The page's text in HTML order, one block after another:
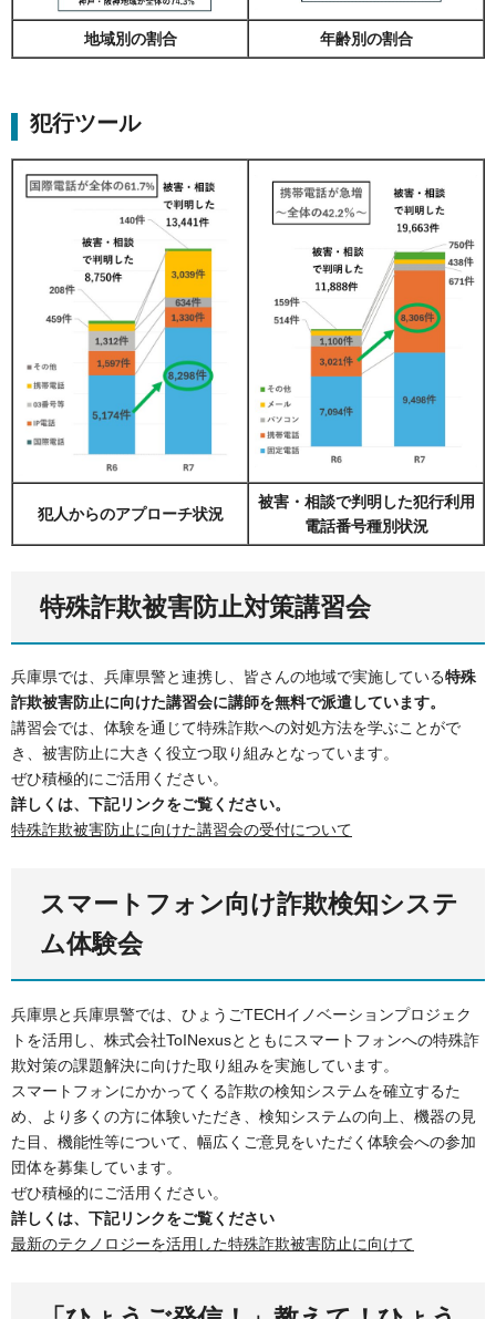
地域別の割合 年齢別の割合
犯行ツール
犯人からのアプローチ状況
被害・相談で判明した犯行利用
電話番号種別状況
特殊詐欺被害防止対策講習会
兵庫県では、兵庫県警と連携し、皆さんの地域で実施している特殊
詐欺被害防止に向けた講習会に講師を無料で派遣しています。
講習会では、体験を通じて特殊詐欺への対処方法を学ぶことがで
き、被害防止に大きく役立つ取り組みとなっています。
ぜひ積極的にご活用ください。
詳しくは、下記リンクをご覧ください。
特殊詐欺被害防止に向けた講習会の受付について
スマートフォン向け詐欺検知システ
ム体験会
兵庫県と兵庫県警では、ひょうごTECHイノベーションプロジェク
トを活用し、株式会社ToINexusとともにスマートフォンへの特殊詐
欺対策の課題解決に向けた取り組みを実施しています。
スマートフォンにかかってくる詐欺の検知システムを確立するた
め、より多くの方に体験いただき、検知システムの向上、機器の見
た目、機能性等について、幅広くご意見をいただく体験会への参加
団体を募集しています。
ぜひ積極的にご活用ください。
詳しくは、下記リンクをご覧ください
最新のテクノロジーを活用した特殊詐欺被害防止に向けて